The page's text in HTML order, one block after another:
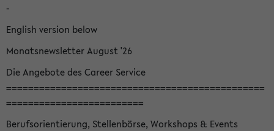
-
English version below
Monatsnewsletter August '26
Die Angebote des Career Service
===============================================
=========================
Berufsorientierung, Stellenbörse, Workshops & Events